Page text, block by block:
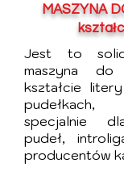
MASZYNA
Jest to
maszyna do
kształcie
pudełkach,
specjalnie
pudeł,
producentów